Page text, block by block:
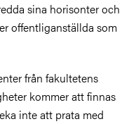
sina horisonter och
offentliganställda som
från fakultetens
kommer att finnas
inte att prata med